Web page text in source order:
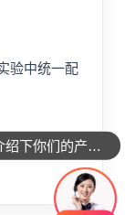
验中统一配